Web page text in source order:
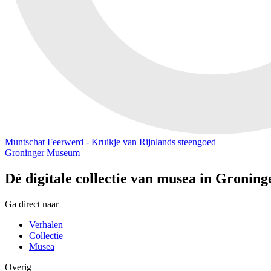
Muntschat Feerwerd - Kruikje van Rijnlands steengoed
Groninger Museum
Dé digitale collectie van musea in
Ga direct naar
Verhalen
Collectie
Musea
Overig